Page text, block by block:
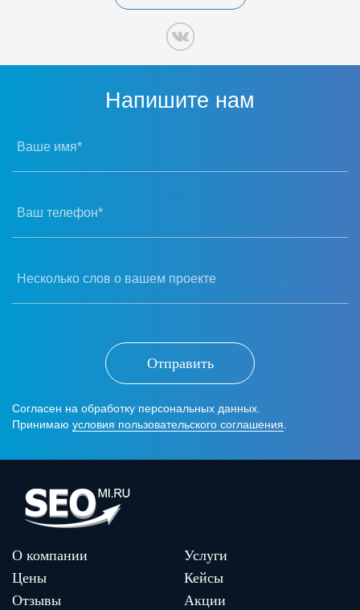
Напишите нам
Ваше имя*
Ваш телефон*
Несколько слов о вашем проекте
Отправить
Согласен на обработку персональных данных.
Принимаю условия пользовательского соглашения.
О компании
Услуги
Цены
Кейсы
Отзывы
Акции